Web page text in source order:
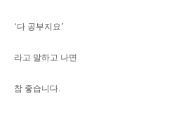
‘다 공부지요’
라고 말하고 나면
참 좋습니다.